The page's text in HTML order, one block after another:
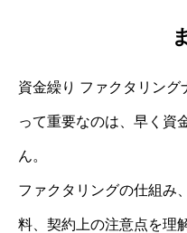
資金繰り ファクタリング
って重要なのは、早く資
ん。
ファクタリングの仕組み
料、契約上の注意点を理